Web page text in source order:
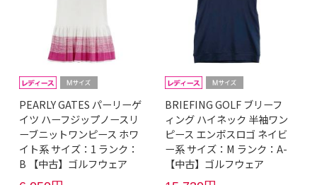
PEARLY GATES パーリーゲ
イツ ハーフジップノースリ
ーブニットワンピース ホワ
イト系 サイズ：1 ランク：
B 【中古】ゴルフウェア
BRIEFING GOLF ブリーフ
ィング ハイネック 半袖ワン
ピース エンボスロゴ ネイビ
ー系 サイズ：M ランク：A-
【中古】ゴルフウェア